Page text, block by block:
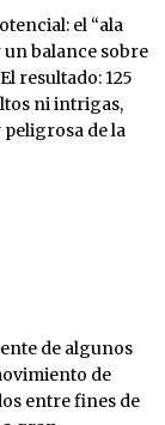
el “ala
un balance sobre
resultado: 125
ni intrigas,
peligrosa de la
de algunos
de
entre fines de